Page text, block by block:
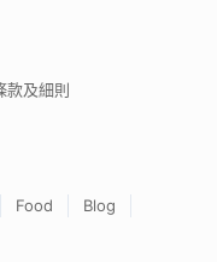
款及細則
Food
Blog